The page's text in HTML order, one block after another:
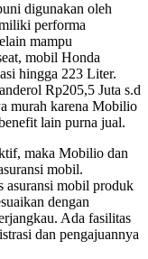
digunakan oleh
performa
mampu
mobil Honda
hingga 223 Liter.
Rp205,5 Juta s.d
murah karena Mobilio
lain purna jual.
maka Mobilio dan
mobil.
asuransi mobil produk
dengan
Ada fasilitas
dan pengajuannya